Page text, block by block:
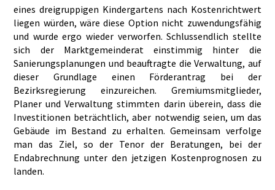
eines dreigruppigen Kindergartens nach Kostenrichtwert
liegen würden, wäre diese Option nicht zuwendungsfähig
und wurde ergo wieder verworfen. Schlussendlich stellte
sich der Marktgemeinderat einstimmig hinter die
Sanierungsplanungen und beauftragte die Verwaltung, auf
dieser Grundlage einen Förderantrag bei der
Bezirksregierung einzureichen. Gremiumsmitglieder,
Planer und Verwaltung stimmten darin überein, dass die
Investitionen beträchtlich, aber notwendig seien, um das
Gebäude im Bestand zu erhalten. Gemeinsam verfolge
man das Ziel, so der Tenor der Beratungen, bei der
Endabrechnung unter den jetzigen Kostenprognosen zu
landen.